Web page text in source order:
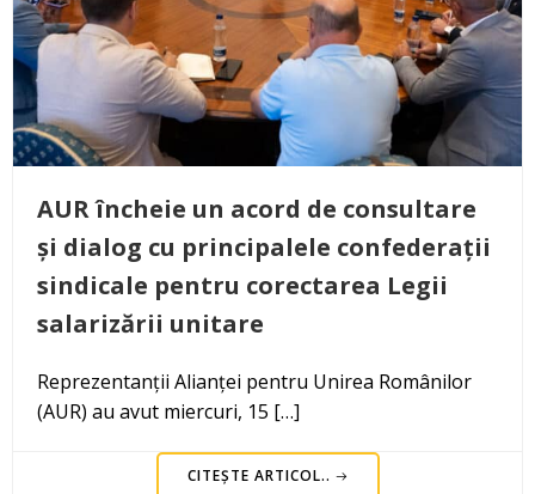
AUR încheie un acord de consultare
și dialog cu principalele confederații
sindicale pentru corectarea Legii
salarizării unitare
Reprezentanții Alianței pentru Unirea Românilor
(AUR) au avut miercuri, 15 […]
CITEȘTE ARTICOL..